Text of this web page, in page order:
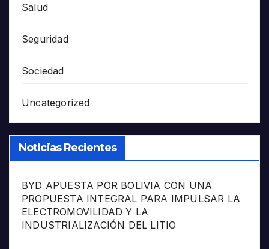
Salud
Seguridad
Sociedad
Uncategorized
Noticias Recientes
BYD APUESTA POR BOLIVIA CON UNA
PROPUESTA INTEGRAL PARA IMPULSAR LA
ELECTROMOVILIDAD Y LA
INDUSTRIALIZACIÓN DEL LITIO